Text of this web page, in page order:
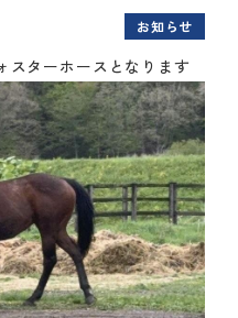
お知らせ
スターホースとなります